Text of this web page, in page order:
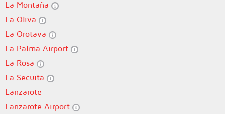
La Montaña
La Oliva
La Orotava
La Palma Airport
La Rosa
La Secuita
Lanzarote
Lanzarote Airport